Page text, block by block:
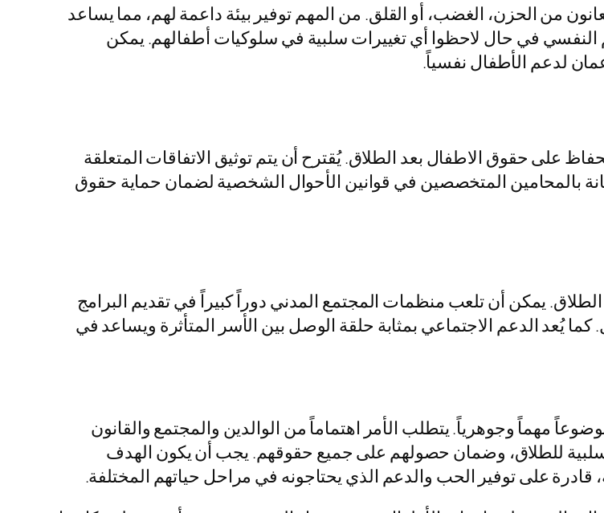
من الحزن، الغضب، أو القلق. من المهم توفير بيئة داعمة لهم، مما يساعد
النفسي في حال لاحظوا أي تغييرات سلبية في سلوكيات أطفالهم. يمكن
لدعم الأطفال نفسياً.
على حقوق الاطفال بعد الطلاق. يُقترح أن يتم توثيق الاتفاقات المتعلقة
بالمحامين المتخصصين في قوانين الأحوال الشخصية لضمان حماية حقوق
يمكن أن تلعب منظمات المجتمع المدني دوراً كبيراً في تقديم البرامج
يُعد الدعم الاجتماعي بمثابة حلقة الوصل بين الأسر المتأثرة ويساعد في
مهماً وجوهرياً. يتطلب الأمر اهتماماً من الوالدين والمجتمع والقانون
للطلاق، وضمان حصولهم على جميع حقوقهم. يجب أن يكون الهدف
على توفير الحب والدعم الذي يحتاجونه في مراحل حياتهم المختلفة.